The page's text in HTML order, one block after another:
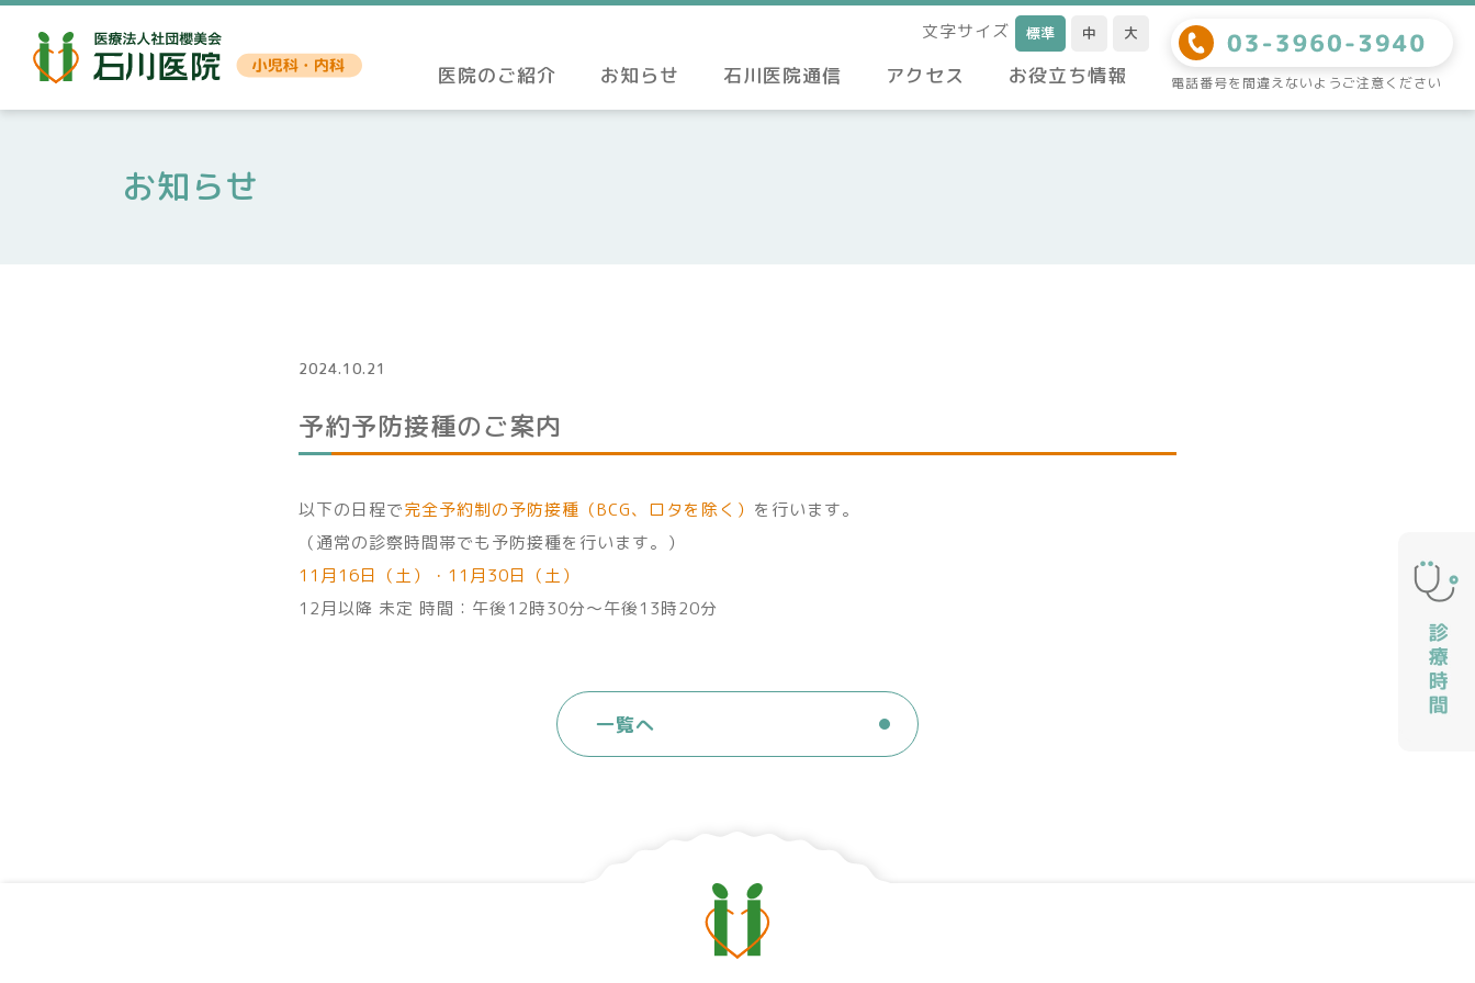
文字サイズ 標準 中 大
医院のご紹介 お知らせ 石川医院通信 アクセス お役立ち情報 電話番号を間違えないようご注意ください
お知らせ
2024.10.21
予約予防接種のご案内
以下の日程で完全予約制の予防接種（BCG、ロタを除く） を行います。
（通常の診察時間帯でも予防接種を行います。）
11月16日（土）・11月30日（土）
12月以降 未定 時間：午後12時30分〜午後13時20分
一覧へ